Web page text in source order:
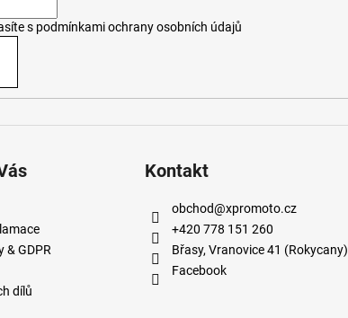
s podmínkami ochrany osobních údajů
& GDPR
dílů
Kontakt
obchod@xpromoto.cz
+420 778 151 260
Břasy, Vranovice 41 (Rokycany)
Facebook